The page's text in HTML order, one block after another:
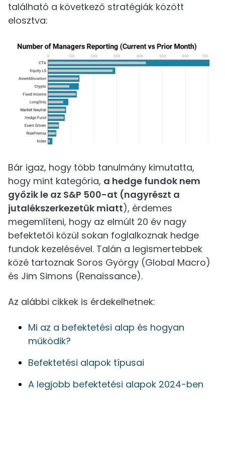
található a következő stratégiák között
elosztva:
Bár igaz, hogy több tanulmány kimutatta,
hogy mint kategória, a hedge fundok nem
győzik le az S&P 500-at (nagyrészt a
jutalékszerkezetük miatt), érdemes
megemlíteni, hogy az elmúlt 20 év nagy
befektetői közül sokan foglalkoznak hedge
fundok kezelésével. Talán a legismertebbek
közé tartoznak Soros György (Global Macro)
és Jim Simons (Renaissance).
Az alábbi cikkek is érdekelhetnek:
Mi az a befektetési alap és hogyan
működik?
Befektetési alapok típusai
A legjobb befektetési alapok 2024-ben